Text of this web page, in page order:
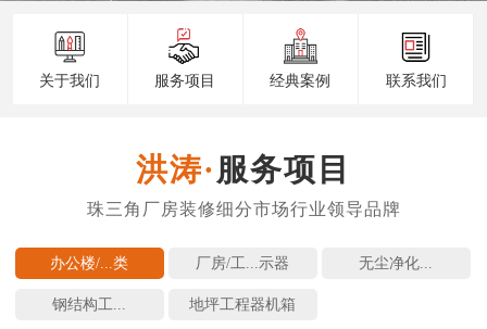
关于我们 服务项目 经典案例 联系我们
服务项目
办公楼/... 厂房/工... 无尘净化...
钢结构工... 地坪工程